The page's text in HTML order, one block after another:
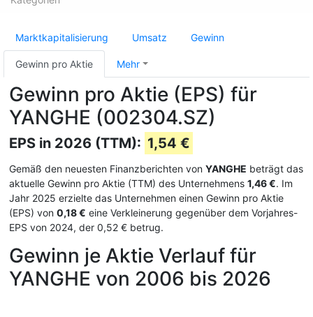
Marktkapitalisierung Umsatz Gewinn
Gewinn pro Aktie Mehr
Gewinn pro Aktie (EPS) für
YANGHE (002304.SZ)
EPS in 2026 (TTM): 1,54 €
Gemäß den neuesten Finanzberichten von YANGHE beträgt das
aktuelle Gewinn pro Aktie (TTM) des Unternehmens 1,46 €. Im
Jahr 2025 erzielte das Unternehmen einen Gewinn pro Aktie
(EPS) von 0,18 € eine Verkleinerung gegenüber dem Vorjahres-
EPS von 2024, der 0,52 € betrug.
Gewinn je Aktie Verlauf für
YANGHE von 2006 bis 2026